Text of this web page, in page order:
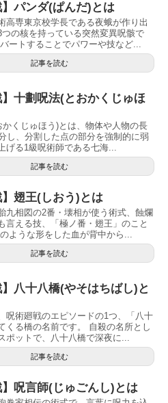
】パンダ(ぱんだ)とは
高専東京校学長である夜蛾が作り出
つの核を持っている突然変異呪骸で
ートすることでパワーや技など...
記事を読む
】十劃呪法(とおかくじゅほ
くじゅほう)とは、物体や人物の長
し、分割した点の部分を強制的に弱
げる1級呪術師である七海...
記事を読む
】翅王(しおう)とは
九相図の2番・壊相が使う術式、蝕爛
言える技、「極ノ番・翅王」のこと
ような形をした血が背中から...
記事を読む
】八十八橋(やそはちばし)と
呪術廻戦のエピソードの1つ、「八十
くる橋の名前です。 自殺の名所とし
ポットで、八十八橋で深夜に...
記事を読む
】呪言師(じゅごんし)とは